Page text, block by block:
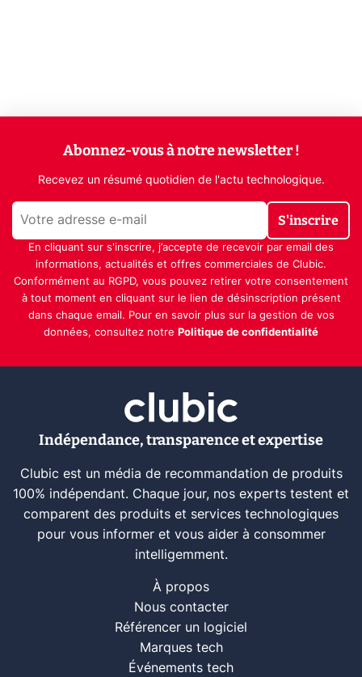
Abonnez-vous à notre newsletter !
Recevez un résumé quotidien de l'actu technologique.
S'inscrire
En cliquant sur s'inscrire, j’accepte de recevoir par email des
informations, actualités et offres commerciales de Clubic.
Conformément au RGPD, vous pouvez retirer votre consentement
à tout moment en cliquant sur le lien de désinscription présent
dans chaque email. Pour en savoir plus sur la gestion de vos
données, consultez notre Politique de confidentialité
Indépendance, transparence et expertise
Clubic est un média de recommandation de produits
100% indépendant. Chaque jour, nos experts testent et
comparent des produits et services technologiques
pour vous informer et vous aider à consommer
intelligemment.
À propos
Nous contacter
Référencer un logiciel
Marques tech
Événements tech